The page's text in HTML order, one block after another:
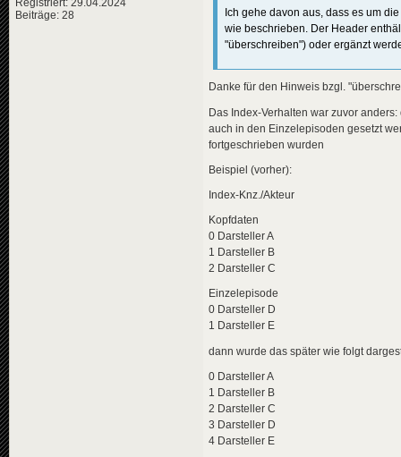
Registriert: 29.04.2024
Beiträge: 28
Ich gehe davon aus, dass es um
wie beschrieben. Der Header
"überschreiben") oder ergänzt
Danke für den Hinweis bzgl.
Das Index-Verhalten war zuvor
auch in den Einzelepisoden gesetzt
fortgeschrieben wurden
Beispiel (vorher):
Index-Knz./Akteur
Kopfdaten
0 Darsteller A
1 Darsteller B
2 Darsteller C
Einzelepisode
0 Darsteller D
1 Darsteller E
dann wurde das später wie folgt
0 Darsteller A
1 Darsteller B
2 Darsteller C
3 Darsteller D
4 Darsteller E